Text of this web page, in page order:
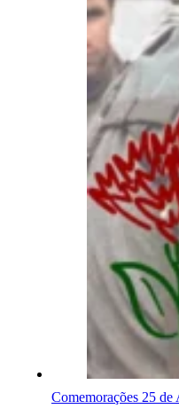
Comemorações 25